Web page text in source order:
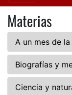
Materias
A un mes de
Biografías y
Ciencia y